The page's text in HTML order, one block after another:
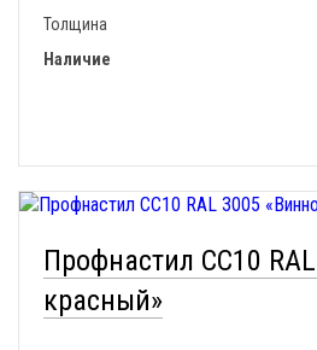
Толщина
Наличие
Профнастил СС10
красный»